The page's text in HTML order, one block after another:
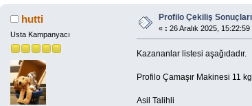
hutti
Usta Kampanyacı
Profilo Çekiliş Sonuçları
« : 26 Aralık 2025, 15:22:59
Kazananlar listesi aşağıdadır.
Profilo Çamaşır Makinesi 11
Asil Talihli